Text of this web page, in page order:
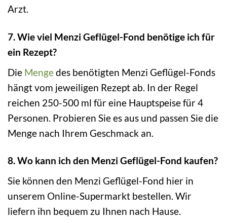
Arzt.
7. Wie viel Menzi Geflügel-Fond benötige ich für
ein Rezept?
Die Mengedes benötigten Menzi Geflügel-Fonds
hängt vom jeweiligen Rezept ab. In der Regel
reichen 250-500 ml für eine Hauptspeise für 4
Personen. Probieren Sie es aus und passen Sie die
Menge nach Ihrem Geschmack an.
8. Wo kann ich den Menzi Geflügel-Fond kaufen?
Sie können den Menzi Geflügel-Fond hier in
unserem Online-Supermarkt bestellen. Wir
liefern ihn bequem zu Ihnen nach Hause.